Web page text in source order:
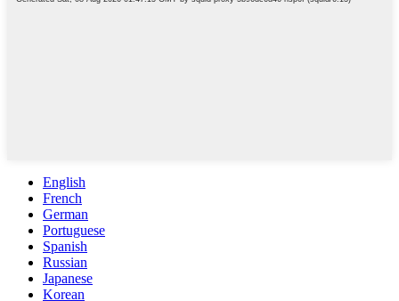
English
French
German
Portuguese
Spanish
Russian
Japanese
Korean